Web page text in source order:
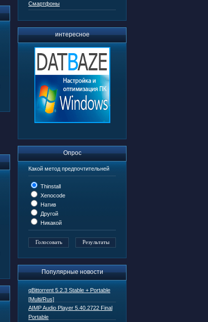
Смартфоны
интересное
Опрос
Какой метод предпочтительней
Thinstall
Xenocode
Натив
Другой
Никакой
Популярные новости
qBittorrent 5.2.3 Stable + Portable
[Multi/Rus]
AIMP Audio Player 5.40.2722 Final
Portable